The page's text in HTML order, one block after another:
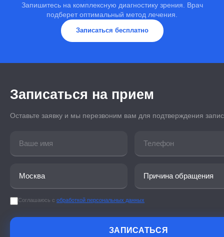
Запишитесь на комплексную диагностику зрения. Врач
подберет оптимальный метод лечения.
Записаться бесплатно
Записаться на прием
Оставьте заявку и мы перезвоним вам для подтверждения
Соглашаюсь с обработкой персональных данных
ЗАПИСАТЬСЯ